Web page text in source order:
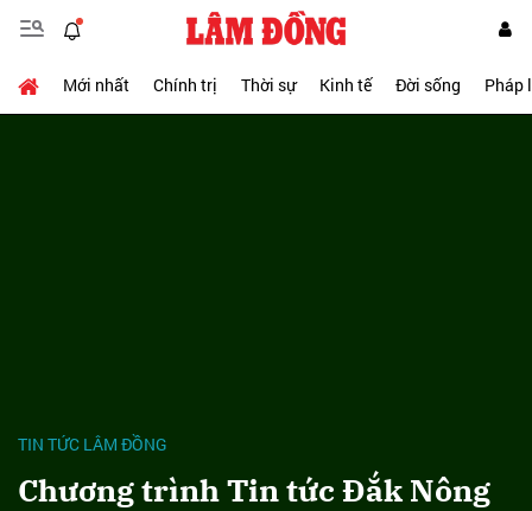
Mới nhất Chính trị Thời sự Kinh tế Đời sống Pháp
TIN TỨC LÂM ĐỒNG
Chương trình Tin tức Đắk Nông